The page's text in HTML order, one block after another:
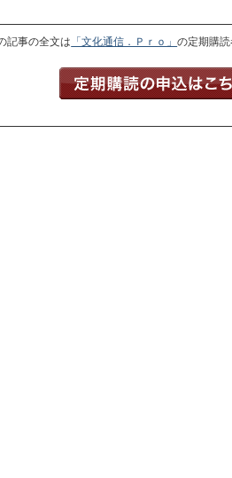
記事の全文は 「文化通信．Ｐｒｏ」の定期購